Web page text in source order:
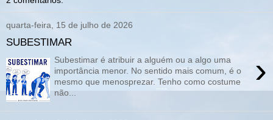
quarta-feira, 15 de julho de 2026
SUBESTIMAR
›
Subestimar é atribuir a alguém ou a algo uma
importância menor. No sentido mais comum, é o
mesmo que menosprezar. Tenho como costume
não...